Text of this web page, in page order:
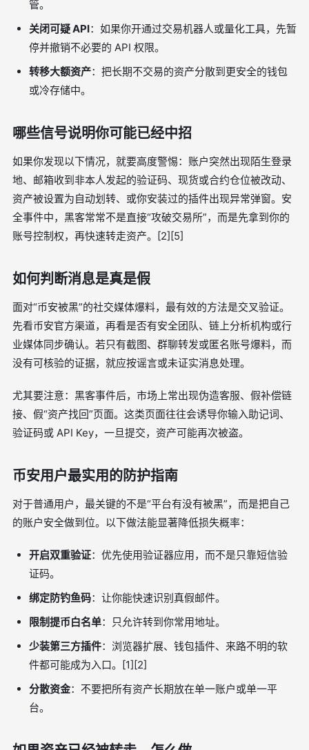
管。
关闭可疑 API：如果你开通过交易机器人或量化工具，先暂
停并撤销不必要的 API 权限。
转移大额资产：把长期不交易的资产分散到更安全的钱包
或冷存储中。
哪些信号说明你可能已经中招
如果你发现以下情况，就要高度警惕：账户突然出现陌生登录
地、邮箱收到非本人发起的验证码、现货或合约仓位被改动、
资产被设置为自动划转、或你安装过的插件出现异常弹窗。安
全事件中，黑客常常不是直接“攻破交易所”，而是先拿到你的
账号控制权，再快速转走资产。[2][5]
如何判断消息是真是假
面对“币安被黑”的社交媒体爆料，最有效的方法是交叉验证。
先看币安官方渠道，再看是否有安全团队、链上分析机构或行
业媒体同步确认。若只有截图、群聊转发或匿名账号爆料，而
没有可核验的证据，就应按谣言或未证实消息处理。
尤其要注意：黑客事件后，市场上常出现伪造客服、假补偿链
接、假“资产找回”页面。这类页面往往会诱导你输入助记词、
验证码或 API Key，一旦提交，资产可能再次被盗。
币安用户最实用的防护指南
对于普通用户，最关键的不是“平台有没有被黑”，而是把自己
的账户安全做到位。以下做法能显著降低损失概率：
开启双重验证：优先使用验证器应用，而不是只靠短信验
证码。
绑定防钓鱼码：让你能快速识别真假邮件。
限制提币白名单：只允许转到你常用地址。
少装第三方插件：浏览器扩展、钱包插件、来路不明的软
件都可能成为入口。[1][2]
分散资金：不要把所有资产长期放在单一账户或单一平
台。